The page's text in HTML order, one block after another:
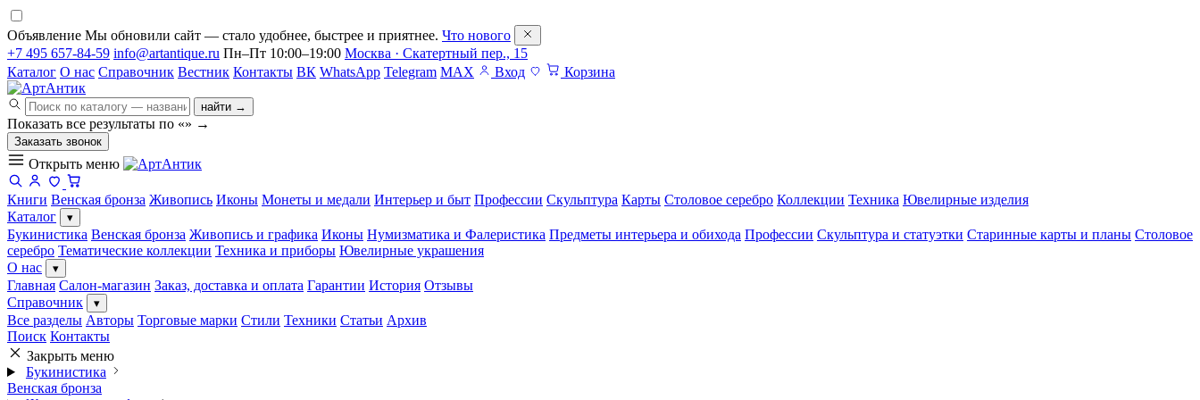
Объявление Мы обновили сайт — стало удобнее, быстрее и приятнее. Что нового
+7 495 657-84-59 info@artantique.ru Пн–Пт 10:00–19:00 Москва · Скатертный пер., 15
Каталог О нас Справочник Вестник Контакты ВК WhatsApp Telegram MAX Вход Корзина
найти →
Показать все результаты по «» →
Заказать звонок
Открыть меню
Книги Венская бронза Живопись Иконы Монеты и медали Интерьер и быт Профессии Скульптура Карты Столовое серебро Коллекции Техника Ювелирные изделия
Каталог
▾
Букинистика Венская бронза Живопись и графика Иконы Нумизматика и Фалеристика Предметы интерьера и обихода Профессии Скульптура и статуэтки Старинные карты и планы Столовое
серебро Тематические коллекции Техника и приборы Ювелирные украшения
О нас
▾
Главная Салон-магазин Заказ, доставка и оплата Гарантии История Отзывы
Справочник
▾
Все разделы Авторы Торговые марки Стили Техники Статьи Архив
Поиск Контакты
Закрыть меню
Букинистика
Венская бронза